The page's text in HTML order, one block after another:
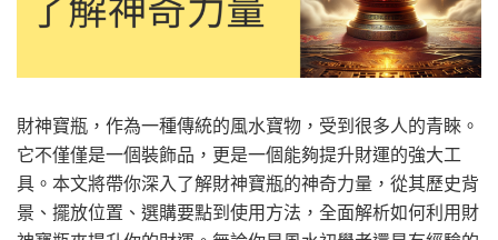
財神寶瓶，作為一種傳統的風水寶物，受到很多人的青睞。
它不僅僅是一個裝飾品，更是一個能夠提升財運的強大工
具。本文將帶你深入了解財神寶瓶的神奇力量，從其歷史背
景、擺放位置、選購要點到使用方法，全面解析如何利用財